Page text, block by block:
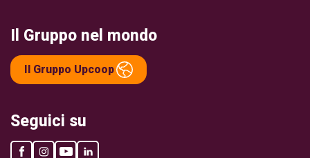
Il Gruppo nel mondo
Il Gruppo Upcoop
Seguici su